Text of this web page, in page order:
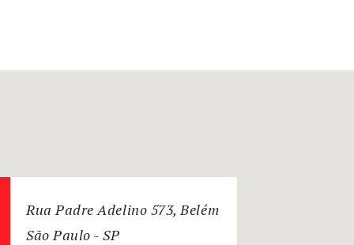
Rua Padre Adelino 573, Belém
São Paulo - SP